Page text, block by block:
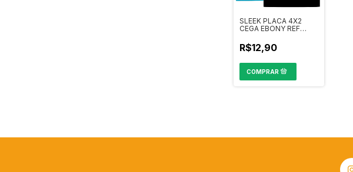
SLEEK PLACA 4X2
CEGA EBONY REF
R$12,90